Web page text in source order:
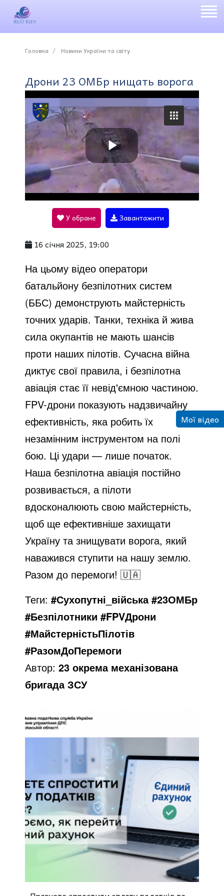
Головна Новини України та світу
Дрони 23 ОМБр нищать ворога
P
l
a
y
V
i
d
e
o
У обране Завантажити
16 січня 2025, 19:00
На цьому відео оператори
батальйону безпілотних систем
(ББС) демонструють майстерність
точних ударів. Танки, техніка й жива
сила окупантів не мають шансів
проти наших пілотів. Сучасна війна
диктує свої правила, і безпілотна
авіація стає її невід'ємною частиною.
FPV-дрони показують надзвичайну
ефективність, яка робить їх
незамінним інструментом на полі
бою. Ці удари — лише початок.
Наша безпілотна авіація постійно
розвивається, а пілоти
вдосконалюють свою майстерність,
щоб ще ефективніше захищати
Україну та знищувати ворога, який
наважився ступити на нашу землю.
Разом до перемоги! 🇺🇦
Теги:#Сухопутні_війська #23ОМБр
#Безпілотники #FPVДрони
#МайстерністьПілотів
#РазомДоПеремоги
Автор:23 окрема механізована
бригада ЗСУ
Мої відео